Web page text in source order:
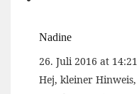
Nadine
26. Juli 2016 at 14:21
Hej, kleiner